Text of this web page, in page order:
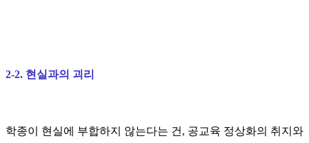
2-2. 현실과의 괴리
학종이 현실에 부합하지 않는다는 건, 공교육 정상화의 취지와